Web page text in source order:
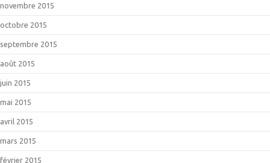
novembre 2015
octobre 2015
septembre 2015
août 2015
juin 2015
mai 2015
avril 2015
mars 2015
février 2015